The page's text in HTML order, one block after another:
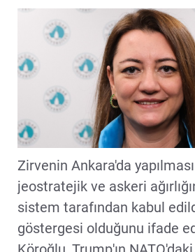
Zirvenin Ankara'da
jeostratejik ve askeri
sistem tarafından kabul
göstergesi olduğunu ifade